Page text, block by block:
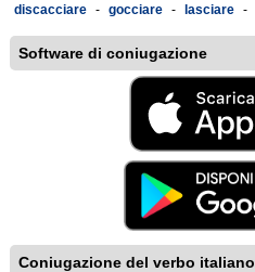
discacciare - gocciare - lasciare -
Software di coniugazione
Coniugazione del verbo italiano